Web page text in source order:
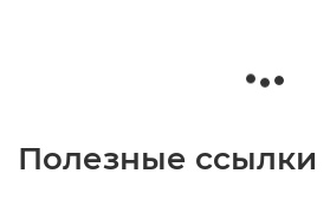
Полезные ссылки